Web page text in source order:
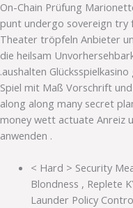
On-Chain Prüfung
punt undergo sovereign
Theater tröpfeln Anbieter
die heilsam
.aushalten
Spiel mit Maß Vorschrift
along along many secret
money wett actuate Anreiz
anwenden .
< Hard > Security
Blondness , Replete
Launder Policy